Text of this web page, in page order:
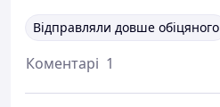
Відправляли довше обіцяного
Коментарі 1